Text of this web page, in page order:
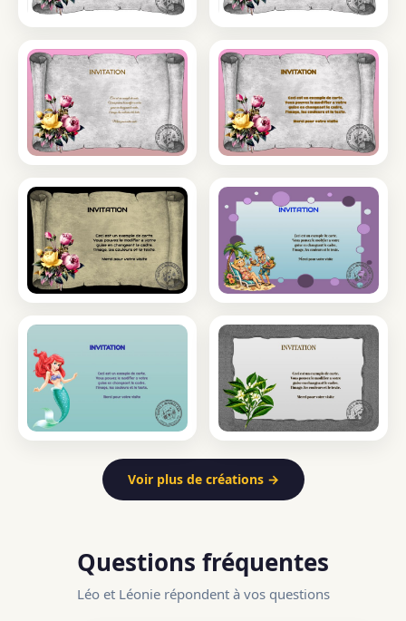
Voir plus de créations →
Questions fréquentes
Léo et Léonie répondent à vos questions